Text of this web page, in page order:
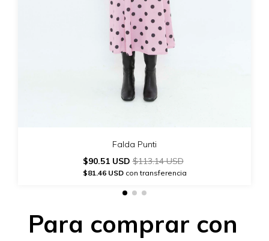
Falda Punti
$90.51 USD$113.14 USD
$81.46 USDcon transferencia
Para comprar con